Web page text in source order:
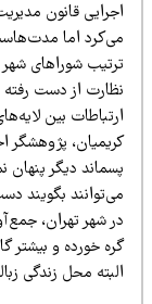
قانون مدیریت
اما مدت‌هاست از
شوراهای شهر
از دست رفته
بین لایه‌های
پژوهشگر
دیگر پنهان
بگویند
شهر تهران، جمع‌آوری
خورده و بیشتر
محل زندگی